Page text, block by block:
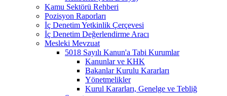
Kamu Sektörü Rehberi
Pozisyon Raporları
İç Denetim Yetkinlik Çerçevesi
İç Denetim Değerlendirme Aracı
Mesleki Mevzuat
5018 Sayılı Kanun'a Tabi Kurumlar
Kanunlar ve KHK
Bakanlar Kurulu Kararları
Yönetmelikler
Kurul Kararları, Genelge ve Tebliğ